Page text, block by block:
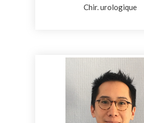
Chir. urologique